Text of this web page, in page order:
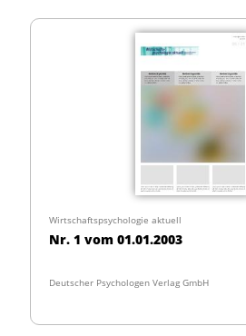
Wirtschaftspsychologie aktuell
Nr. 1 vom 01.01.2003
Deutscher Psychologen Verlag GmbH